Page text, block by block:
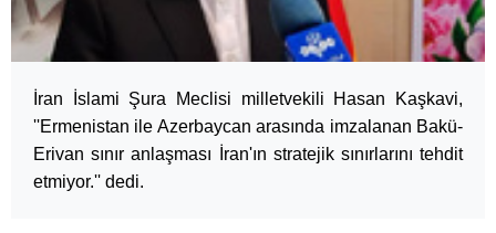
İran İslami Şura Meclisi milletvekili Hasan Kaşkavi,
''Ermenistan ile Azerbaycan arasında imzalanan Bakü-
Erivan sınır anlaşması İran'ın stratejik sınırlarını tehdit
etmiyor.'' dedi.